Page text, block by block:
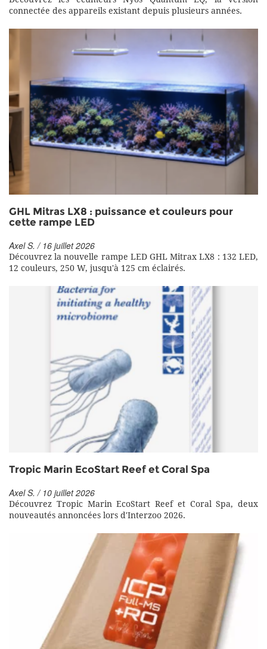
connectée des appareils existant depuis plusieurs années.
GHL Mitras LX8 : puissance et couleurs pour
cette rampe LED
Axel S. / 16 juillet 2026
Découvrez la nouvelle rampe LED GHL Mitrax LX8 : 132 LED,
12 couleurs, 250 W, jusqu'à 125 cm éclairés.
Tropic Marin EcoStart Reef et Coral Spa
Axel S. / 10 juillet 2026
Découvrez Tropic Marin EcoStart Reef et Coral Spa, deux
nouveautés annoncées lors d'Interzoo 2026.